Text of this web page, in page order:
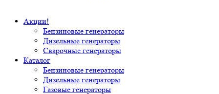
Акции!
Бензиновые генераторы
Дизельные генераторы
Сварочные генераторы
Каталог
Бензиновые генераторы
Дизельные генераторы
Газовые генераторы